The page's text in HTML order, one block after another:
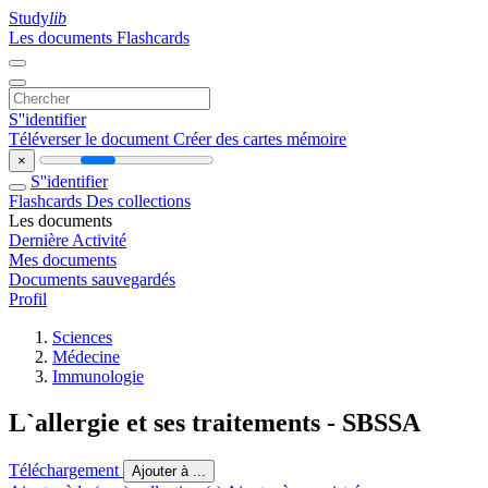
Studylib
Les documents Flashcards
S''identifier
Téléverser le document Créer des cartes mémoire
×
S''identifier
Flashcards Des collections
Les documents
Dernière Activité
Mes documents
Documents sauvegardés
Profil
Sciences
Médecine
Immunologie
L`allergie et ses traitements - SBSSA
Téléchargement Ajouter à ...